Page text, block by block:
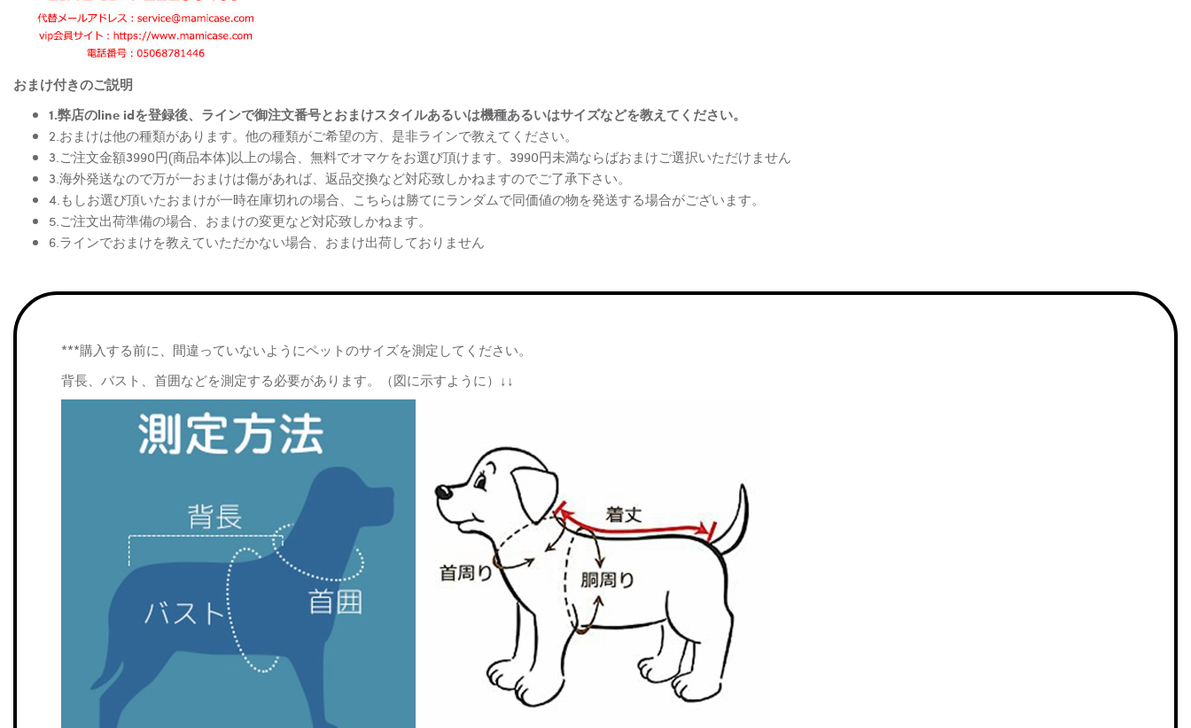
おまけ付きのご説明
1.弊店のline idを登録後、ラインで御注文番号とおまけスタイルあるいは機種あるいはサイズなどを教えてください。
2.おまけは他の種類があります。他の種類がご希望の方、是非ラインで教えてください。
3.ご注文金額3990円(商品本体)以上の場合、無料でオマケをお選び頂けます。3990円未満ならばおまけご選択いただけません
3.海外発送なので万が一おまけは傷があれば、返品交換など対応致しかねますのでご了承下さい。
4.もしお選び頂いたおまけが一時在庫切れの場合、こちらは勝てにランダムで同価値の物を発送する場合がございます。
5.ご注文出荷準備の場合、おまけの変更など対応致しかねます。
6.ラインでおまけを教えていただかない場合、おまけ出荷しておりません
***購入する前に、間違っていないようにペットのサイズを測定してください。
背長、バスト、首囲などを測定する必要があります。（図に示すように）↓↓